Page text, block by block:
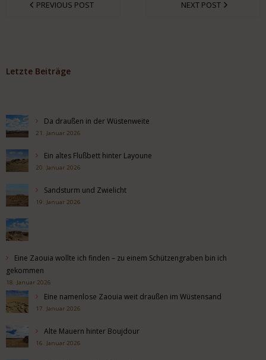
PREVIOUS POST NEXT POST
Letzte Beiträge
Da draußen in der Wüstenweite
21. Januar 2026
Ein altes Flußbett hinter Layoune
20. Januar 2026
Sandsturm und Zwielicht
19. Januar 2026
Eine Zaouia wollte ich finden – zu einem Schützengraben bin ich
gekommen
18. Januar 2026
Eine namenlose Zaouia weit draußen im Wüstensand
17. Januar 2026
Alte Mauern hinter Boujdour
16. Januar 2026